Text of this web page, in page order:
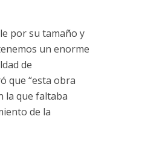
por su tamaño y
un enorme
de
que “esta obra
la que faltaba
de la